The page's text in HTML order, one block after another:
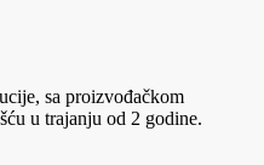
sa proizvođačkom
u trajanju od 2 godine.